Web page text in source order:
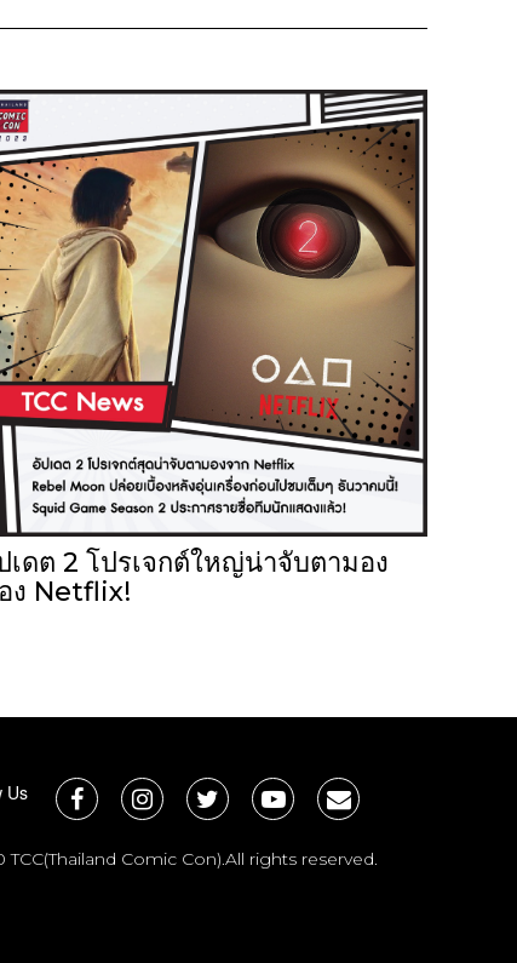
เดต 2 โปรเจกต์ใหญ่น่าจับตามอง
ง Netflix!
Us
TCC(Thailand Comic Con).All rights reserved.